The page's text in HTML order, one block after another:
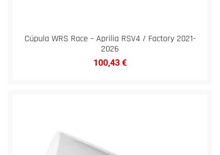
Cúpula WRS Race – Aprilia RSV4 / Factory 2021-
2026
100,43€